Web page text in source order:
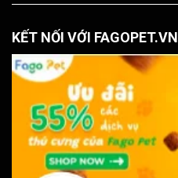
KẾT NỐI VỚI FAGOPET.VN